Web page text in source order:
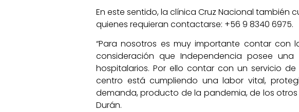
En este sentido, la clínica Cruz Nacional
quienes requieran contactarse: +56 9 8340 6975.
“Para nosotros es muy importante contar
consideración que Independencia posee
hospitalarios. Por ello contar con un servicio
centro está cumpliendo una labor vital,
demanda, producto de la pandemia, de los
Durán.